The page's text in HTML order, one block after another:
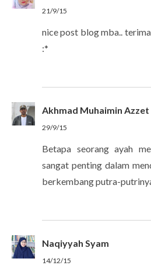
21/9/15
nice post blog mba..
:*
Akhmad Muhaimin Azzet
29/9/15
Betapa seorang ayah
sangat penting dalam
berkembang putra-
Naqiyyah Syam
14/12/15